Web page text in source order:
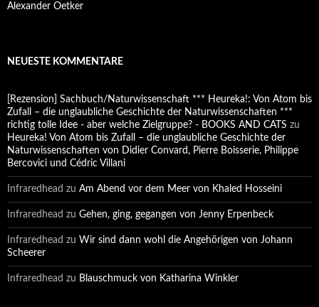
Alexander Oetker
NEUESTE KOMMENTARE
[Rezension] Sachbuch/Naturwissenschaft *** Heureka!: Von Atom bis
Zufall – die unglaubliche Geschichte der Naturwissenschaften ***
richtig tolle Idee - aber welche Zielgruppe? - BOOKS AND CATS zu
Heureka! Von Atom bis Zufall – die unglaubliche Geschichte der
Naturwissenschaften von Didier Convard, Pierre Boisserie, Philippe
Bercovici und Cédric Villani
Infraredhead zu Am Abend vor dem Meer von Khaled Hosseini
Infraredhead zu Gehen, ging, gegangen von Jenny Erpenbeck
Infraredhead zu Wir sind dann wohl die Angehörigen von Johann
Scheerer
Infraredhead zu Blauschmuck von Katharina Winkler